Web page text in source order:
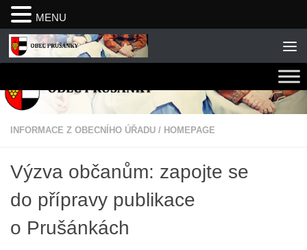
Skip to content
INFORMACE Z OBECNÍHO ÚŘADU / HOMEPAGE
Výzva občanům: zapojte se
do přípravy publikace
o Prušánkách
MENU